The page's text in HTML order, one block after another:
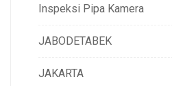
Inspeksi Pipa Kamera
JABODETABEK
JAKARTA